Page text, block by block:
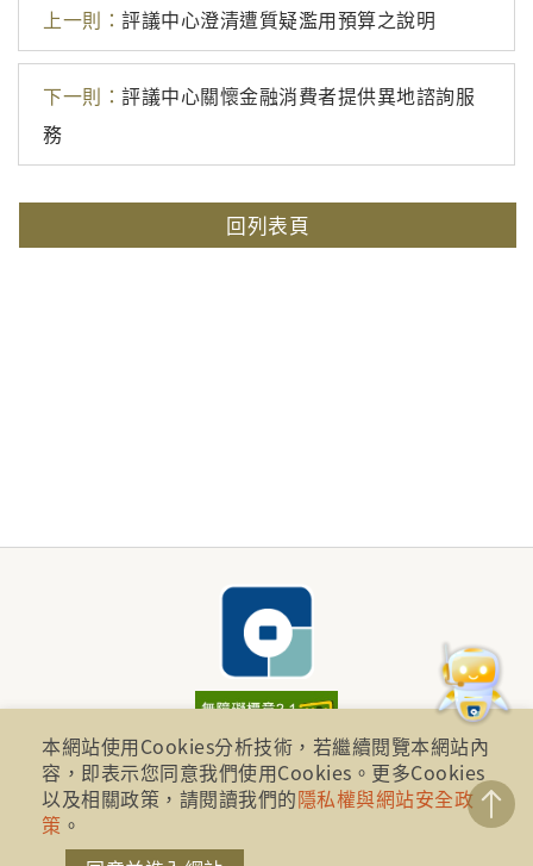
上一則： 評議中心澄清遭質疑濫用預算之說明
下一則： 評議中心關懷金融消費者提供異地諮詢服
務
回列表頁
財團法人金融消費評議中心 著作權所有
地址：10041台北市忠孝西路一段四號17樓(崇聖大樓)
本網站使用Cookies分析技術，若繼續閱覽本網站內
容，即表示您同意我們使用Cookies。更多Cookies
以及相關政策，請閱讀我們的隱私權與網站安全政
策 。